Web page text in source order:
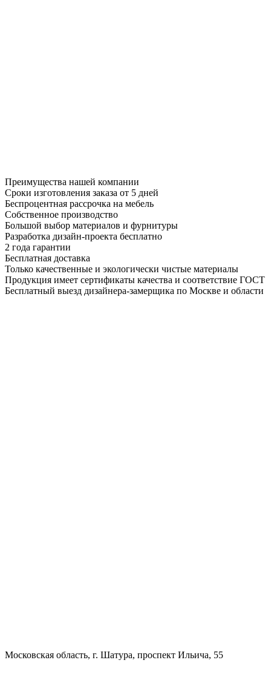
Преимущества нашей компании
Сроки изготовления заказа от 5 дней
Беспроцентная рассрочка на мебель
Собственное производство
Большой выбор материалов и фурнитуры
Разработка дизайн-проекта бесплатно
2 года гарантии
Бесплатная доставка
Только качественные и экологически чистые материалы
Продукция имеет сертификаты качества и соответствие ГОСТ
Бесплатный выезд дизайнера-замерщика по Москве и области
Московская область, г. Шатура, проспект Ильича, 55